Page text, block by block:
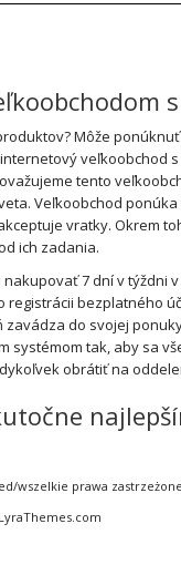
Môže
tento
Veľkoobchod
vratky. Okrem
ich zadania.
7 dní v
bezplatného
do svojej
tak, aby sa
obrátiť na
wszelkie prawa